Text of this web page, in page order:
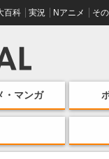
百科 実況 Nアニメ そ
・マンガ